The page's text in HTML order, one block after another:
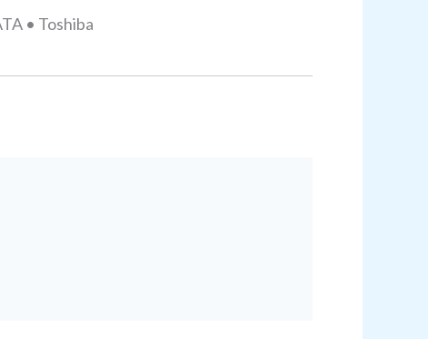
• Toshiba